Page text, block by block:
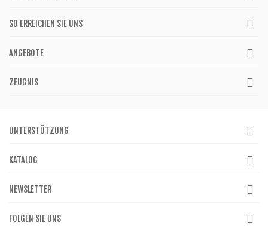
SO ERREICHEN SIE UNS
ANGEBOTE
ZEUGNIS
Wir respektieren Ihre Privatsphäre
UNTERSTÜTZUNG
KATALOG
NEWSLETTER
FOLGEN SIE UNS